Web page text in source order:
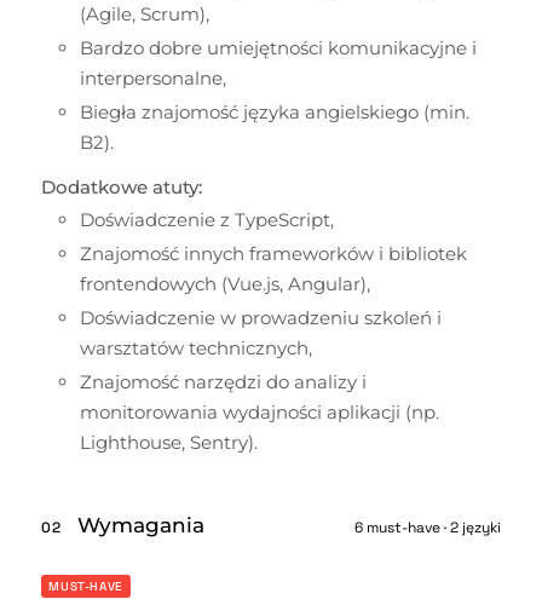
(Agile, Scrum),
Bardzo dobre umiejętności komunikacyjne i
interpersonalne,
Biegła znajomość języka angielskiego (min.
B2).
Dodatkowe atuty:
Doświadczenie z TypeScript,
Znajomość innych frameworków i bibliotek
frontendowych (Vue.js, Angular),
Doświadczenie w prowadzeniu szkoleń i
warsztatów technicznych,
Znajomość narzędzi do analizy i
monitorowania wydajności aplikacji (np.
Lighthouse, Sentry).
02 Wymagania 6 must-have · 2 języki
MUST-HAVE